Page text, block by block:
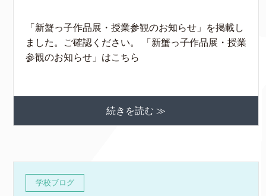
「新蟹っ子作品展・授業参観のお知らせ」を掲載し
ました。ご確認ください。 「新蟹っ子作品展・授業
参観のお知らせ」はこちら
続きを読む ≫
学校ブログ